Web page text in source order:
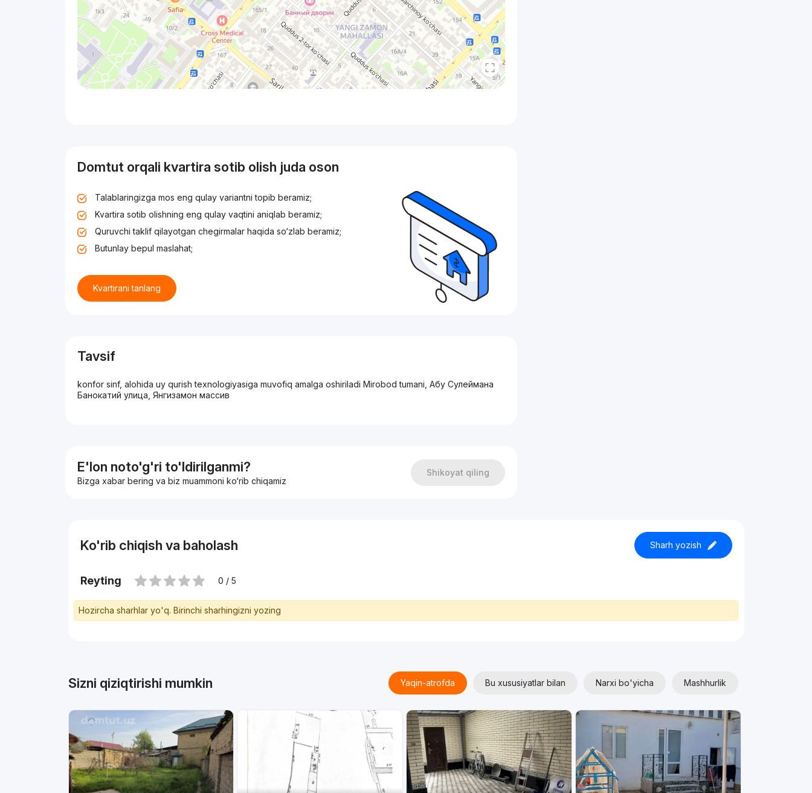
Domtut orqali kvartira sotib olish juda oson
Talablaringizga mos eng qulay variantni topib beramiz;
Kvartira sotib olishning eng qulay vaqtini aniqlab beramiz;
Quruvchi taklif qilayotgan chegirmalar haqida so‘zlab beramiz;
Butunlay bepul maslahat;
Kvartirani tanlang
Tavsif
konfor sinf, alohida uy qurish texnologiyasiga muvofiq amalga oshiriladi Mirobod tumani, Абу Сулеймана
Банокатий улица, Янгизамон массив
E'lon noto'g'ri to'ldirilganmi?
Bizga xabar bering va biz muammoni ko‘rib chiqamiz
Shikoyat qiling
Ko'rib chiqish va baholash Sharh yozish
Reyting 0 / 5
Hozircha sharhlar yo'q. Birinchi sharhingizni yozing
Sizni qiziqtirishi mumkin Yaqin-atrofda Bu xususiyatlar bilan Narxi bo'yicha Mashhurlik